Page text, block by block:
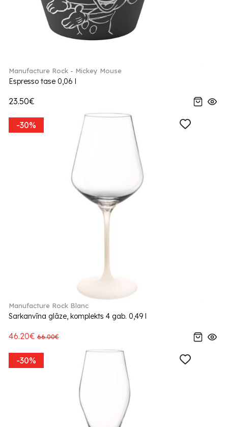
Manufacture Rock - Mickey Mouse
Espresso tase 0,06 l
23.50€
-30%
Manufacture Rock Blanc
Sarkanvīna glāze, komplekts 4 gab. 0,49 l
46.20€ 66.00€
-30%